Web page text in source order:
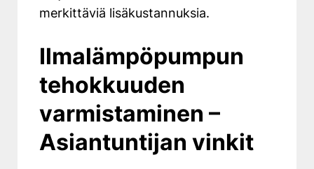
merkittäviä lisäkustannuksia.
Ilmalämpöpumpun
tehokkuuden
varmistaminen –
Asiantuntijan vinkit